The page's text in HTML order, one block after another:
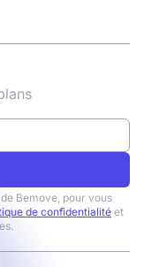
Bemove, pour vous
de confidentialité et